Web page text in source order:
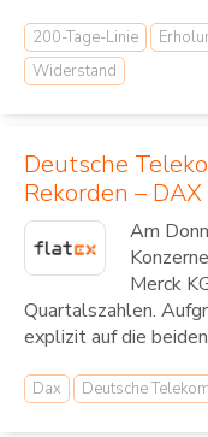
200-Tage-Linie
Widerstand
Deutsche
Rekorden –
Am
Merck
Quartalszahlen.
explizit auf die
Dax Deutsche Telekom